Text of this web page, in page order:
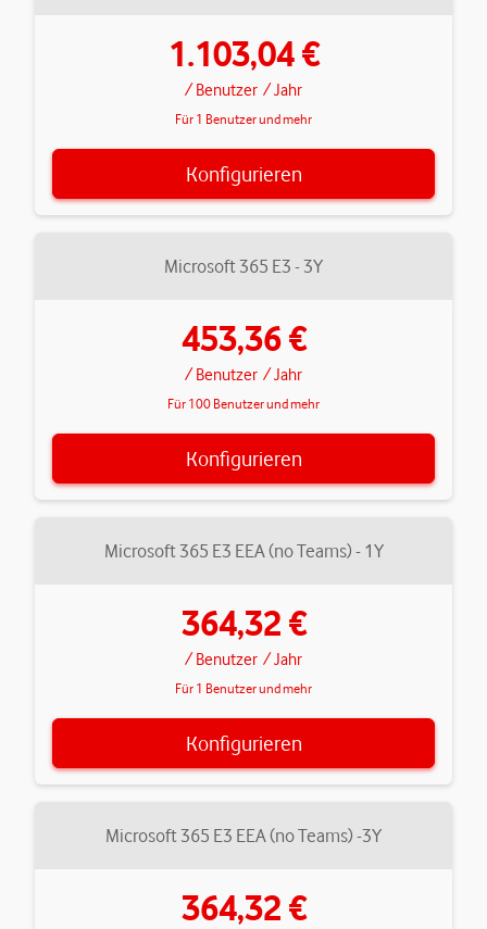
1.103,04 €
/ Benutzer / Jahr
Für 1 Benutzer und mehr
Konfigurieren
Microsoft 365 E3 - 3Y
453,36 €
/ Benutzer / Jahr
Für 100 Benutzer und mehr
Konfigurieren
Microsoft 365 E3 EEA (no Teams) - 1Y
364,32 €
/ Benutzer / Jahr
Für 1 Benutzer und mehr
Konfigurieren
Microsoft 365 E3 EEA (no Teams) -3Y
364,32 €